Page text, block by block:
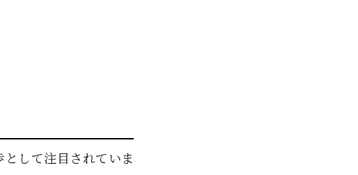
して注目されていま